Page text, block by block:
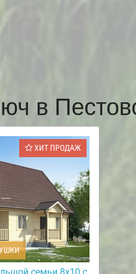
в
ХИТ ПРОДАЖ